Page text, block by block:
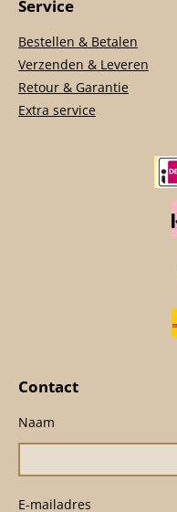
Service
Bestellen & Betalen
Verzenden & Leveren
Retour & Garantie
Extra service
Contact
Naam
E-mailadres